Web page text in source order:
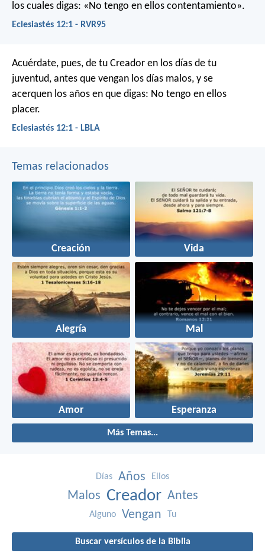
los cuales digas: «No tengo en ellos contentamiento».
Eclesiastés 12:1 - RVR95
Acuérdate, pues, de tu Creador en los días de tu
juventud, antes que vengan los días malos, y se
acerquen los años en que digas: No tengo en ellos
placer.
Eclesiastés 12:1 - LBLA
Temas relacionados
Creación Vida
Alegría Mal
Amor Esperanza
Más Temas...
Días Años Ellos
Malos Creador Antes
Alguno Vengan Tu
Buscar versículos de la Biblia